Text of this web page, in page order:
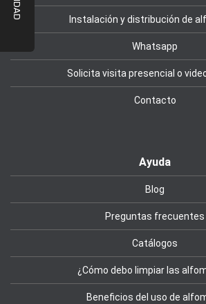
Instalación y distribución de
Whatsapp
Solicita visita presencial o
Contacto
Ayuda
Blog
Preguntas frecuentes
Catálogos
¿Cómo debo limpiar las
Beneficios del uso de